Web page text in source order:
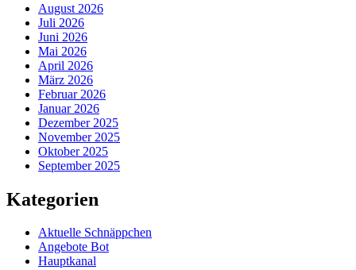
August 2026
Juli 2026
Juni 2026
Mai 2026
April 2026
März 2026
Februar 2026
Januar 2026
Dezember 2025
November 2025
Oktober 2025
September 2025
Kategorien
Aktuelle Schnäppchen
Angebote Bot
Hauptkanal